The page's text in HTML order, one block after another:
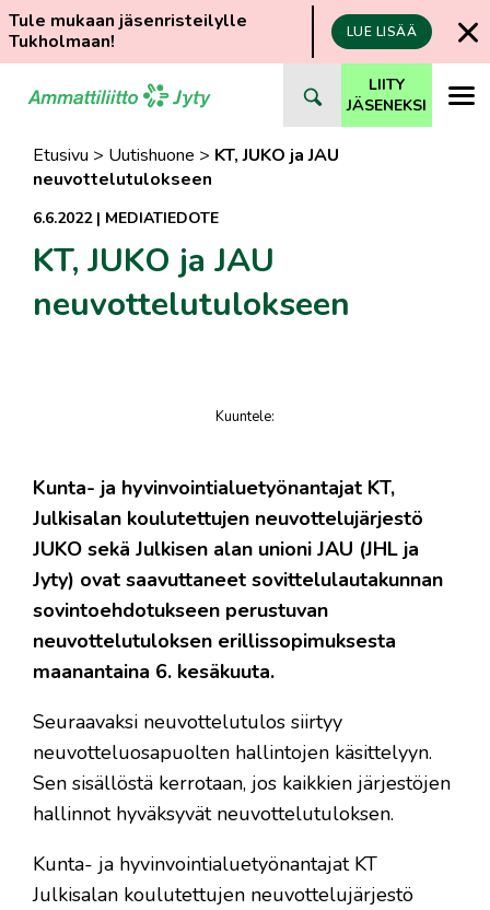
Tule mukaan jäsenristeilylle
Tukholmaan!
LUE LISÄÄ
suoraan
LIITY
JÄSENEKSI
Etusivu > Uutishuone > KT, JUKO ja JAU
neuvottelutulokseen
6.6.2022| MEDIATIEDOTE
KT, JUKO ja JAU
neuvottelutulokseen
Kuuntele:
​Kunta- ja hyvinvointialuetyönantajat KT,
Julkisalan koulutettujen neuvottelujärjestö
JUKO sekä Julkisen alan unioni JAU (JHL ja
Jyty) ovat saavuttaneet sovittelulautakunnan
sovintoehdotukseen perustuvan
neuvottelutuloksen erillissopimuksesta
maanantaina 6. kesäkuuta.
Seuraavaksi neuvottelutulos siirtyy
neuvotteluosapuolten hallintojen käsittelyyn.
Sen sisällöstä kerrotaan, jos kaikkien järjestöjen
hallinnot hyväksyvät neuvottelutuloksen.
Kunta- ja hyvinvointialuetyönantajat KT
Julkisalan koulutettujen neuvottelujärjestö